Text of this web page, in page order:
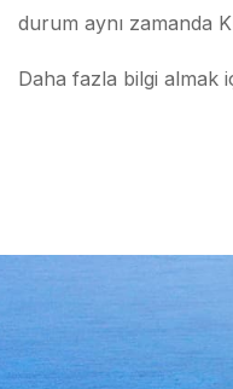
durum aynı zamanda
Daha fazla bilgi almak